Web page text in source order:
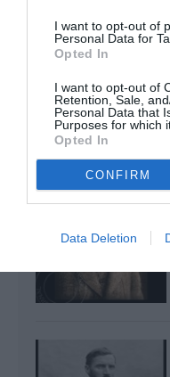
I want to opt-out of
Personal Data for
Opted In
I want to opt-out of
Retention, Sale,
Personal Data that
Purposes for which
Opted In
CONFIRM
Data Deletion